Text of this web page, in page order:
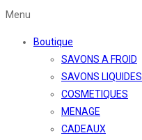
Menu
Boutique
SAVONS A FROID
SAVONS LIQUIDES
COSMETIQUES
MENAGE
CADEAUX